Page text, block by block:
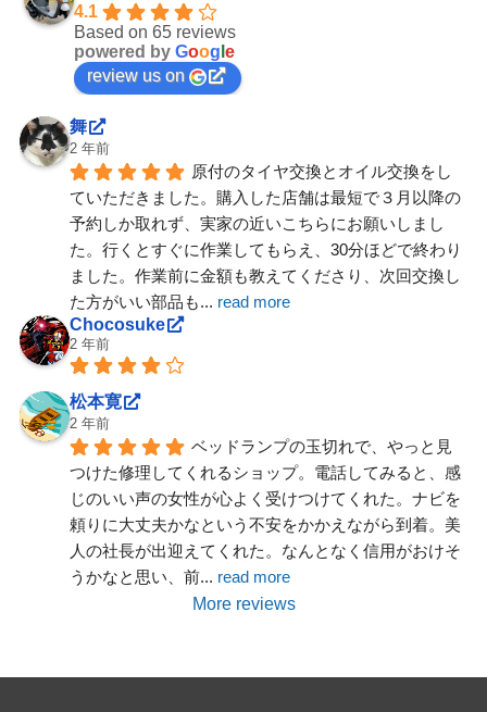
4.1
Based on 65 reviews
powered by Goog e
review us on
舞
2 年前
原付のタイヤ交換とオイル交換をし
ていただきました。購入した店舗は最短で３月以降の
予約しか取れず、実家の近いこちらにお願いしまし
た。行くとすぐに作業してもらえ、30分ほどで終わり
ました。作業前に金額も教えてくださり、次回交換し
た方がいい部品も... read more
Chocosuke
2 年前
松本寛
2 年前
ベッドランプの玉切れで、やっと見
つけた修理してくれるショップ。電話してみると、感
じのいい声の女性が心よく受けつけてくれた。ナビを
頼りに大丈夫かなという不安をかかえながら到着。美
人の社長が出迎えてくれた。なんとなく信用がおけそ
うかなと思い、前... read more
More reviews